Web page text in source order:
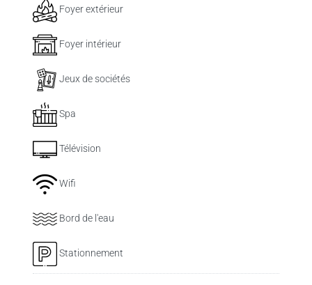
Foyer extérieur
Foyer intérieur
Jeux de sociétés
Spa
Télévision
Wifi
Bord de l'eau
Stationnement